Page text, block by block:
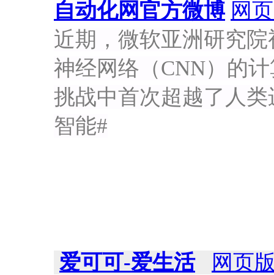
自动化网官方微博 网
近期，微软亚洲研究
神经网络（CNN）的
挑战中首次超越了人
智能#
爱可可-爱生活
网页